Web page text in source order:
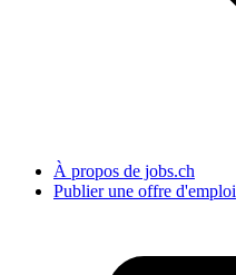
À propos de jobs.ch
Publier une offre d'emploi